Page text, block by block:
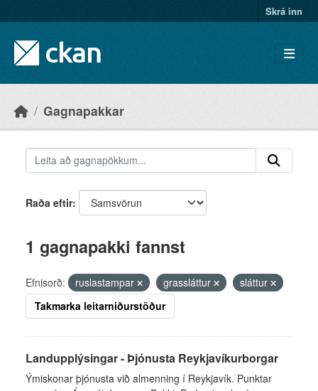
Skrá inn
Gagnapakkar
Raða eftir
1 gagnapakki fannst
Efnisorð: ruslastampar grassláttur
sláttur
Takmarka leitarniðurstöður
Landupplýsingar - Þjónusta Reykjavíkurborgar
Ýmiskonar þjónusta við almenning í Reykjavík. Punktar